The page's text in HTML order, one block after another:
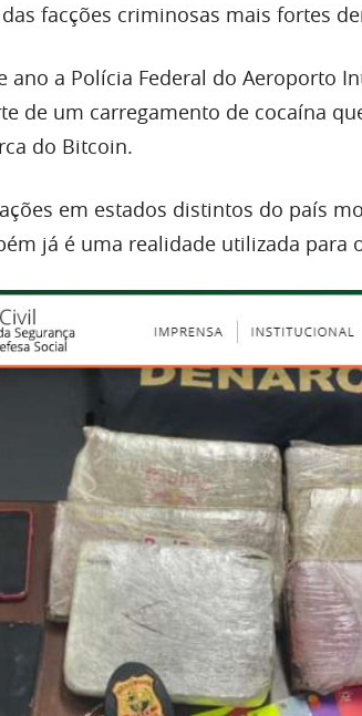
facções criminosas mais fortes
ano a Polícia Federal do Aeroporto
de um carregamento de cocaína
do Bitcoin.
em estados distintos do país
já é uma realidade utilizada para